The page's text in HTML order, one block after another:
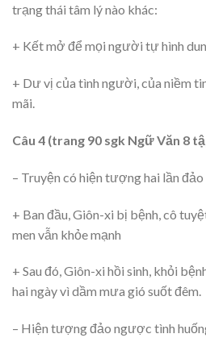
trạng thái tâm lý nào khác:
+ Kết mở để mọi người tự hình
+ Dư vị của tình người, của niềm
mãi.
Câu 4 (trang 90 sgk Ngữ Văn 8
– Truyện có hiện tượng hai lần
+ Ban đầu, Giôn-xi bị bệnh, cô
men vẫn khỏe mạnh
+ Sau đó, Giôn-xi hồi sinh, khỏi
hai ngày vì dầm mưa gió suốt đêm.
– Hiện tượng đảo ngược tình